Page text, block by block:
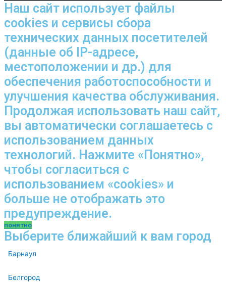
Наш сайт использует файлы
cookies и сервисы сбора
технических данных посетителей
(данные об IP-адресе,
местоположении и др.) для
обеспечения работоспособности и
улучшения качества обслуживания.
Продолжая использовать наш сайт,
вы автоматически соглашаетесь с
использованием данных
технологий. Нажмите «Понятно»,
чтобы согласиться с
использованием «cookies» и
больше не отображать это
предупреждение.
понятно
Выберите ближайший к вам город
Барнаул
Белгород